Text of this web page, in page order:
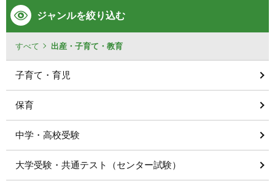
ジャンルを絞り込む
すべて 出産・子育て・教育
子育て・育児
保育
中学・高校受験
大学受験・共通テスト（センター試験）